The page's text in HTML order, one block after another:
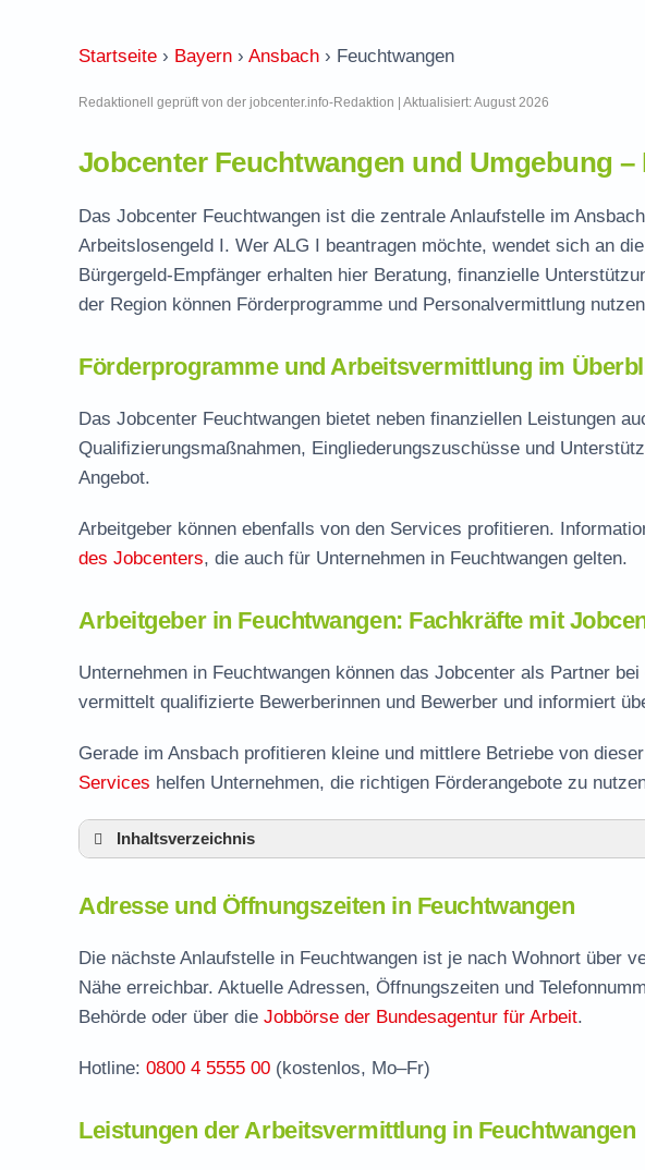
Startseite › Bayern › Ansbach › Feuchtwangen
Redaktionell geprüft von der jobcenter.info-Redaktion | Aktualisiert: August 2026
Jobcenter Feuchtwangen und Umgebung
Das Jobcenter Feuchtwangen ist die zentrale Anlaufstelle im
Arbeitslosengeld I. Wer ALG I beantragen möchte, wendet sich an
Bürgergeld-Empfänger erhalten hier Beratung, finanzielle
der Region können Förderprogramme und Personalvermittlung
Förderprogramme und Arbeitsvermittlung im
Das Jobcenter Feuchtwangen bietet neben finanziellen Leistungen
Qualifizierungsmaßnahmen, Eingliederungszuschüsse und
Angebot.
Arbeitgeber können ebenfalls von den Services profitieren.
des Jobcenters, die auch für Unternehmen in Feuchtwangen gelten.
Arbeitgeber in Feuchtwangen: Fachkräfte mit
Unternehmen in Feuchtwangen können das Jobcenter als Partner
vermittelt qualifizierte Bewerberinnen und Bewerber und informiert
Gerade im Ansbach profitieren kleine und mittlere Betriebe von
Services helfen Unternehmen, die richtigen Förderangebote zu
Inhaltsverzeichnis
Leistungen der Arbeitsvermittlung in Feuchtwangen
Termin vereinbaren und Bürgergeld beantragen
Jobcenter Ansbach – zuständige Stelle
Stellenangebote und Jobbörse in Feuchtwangen
Häufige Fragen rund ums Jobcenter
Adresse und Öffnungszeiten in Feuchtwangen
Die nächste Anlaufstelle in Feuchtwangen ist je nach Wohnort über
Nähe erreichbar. Aktuelle Adressen, Öffnungszeiten und
Behörde oder über die Jobbörse der Bundesagentur für Arbeit.
Hotline: 0800 4 5555 00 (kostenlos, Mo–Fr)
Leistungen der Arbeitsvermittlung in Feuchtwangen